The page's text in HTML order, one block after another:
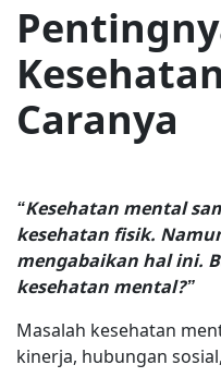
Caranya
“Kesehatan mental
kesehatan fisik.
mengabaikan hal ini.
kesehatan mental?”
Masalah kesehatan
kinerja, hubungan